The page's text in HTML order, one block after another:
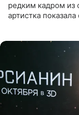
редким кадром из
артистка